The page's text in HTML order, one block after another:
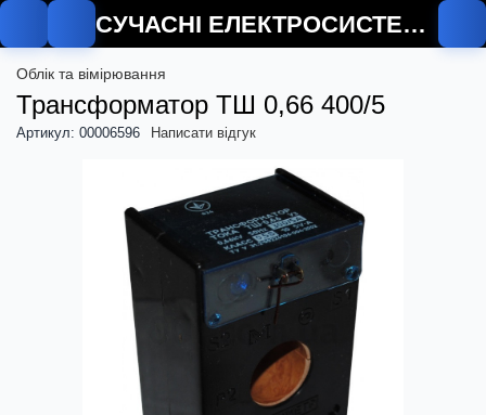
СУЧАСНІ ЕЛЕКТРОСИСТЕМИ
Облік та вімірювання
Трансформатор ТШ 0,66 400/5
Артикул: 00006596 Написати відгук